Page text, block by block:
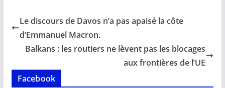
b
o
o
k
l s
A
p
e
dI
n
y
n
k
g
Le discours de Davos n’a pas apaisé la côte
d’Emmanuel Macron.
Balkans : les routiers ne lèvent pas les blocages
aux frontières de l’UE
Facebook